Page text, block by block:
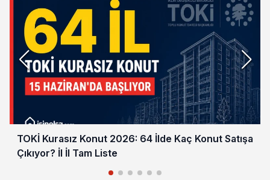
TOKİ Kurasız Konut 2026: 64 İlde Kaç Konut Satışa
Çıkıyor? İl İl Tam Liste